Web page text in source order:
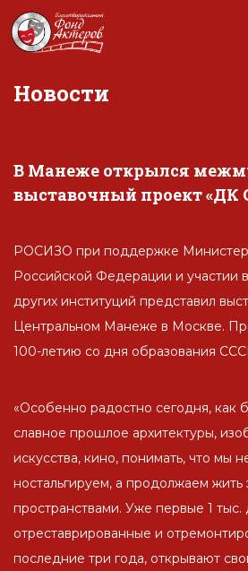
Новости
В Манеже открылся
выставочный проект «ДК
РОСИЗО при поддержке
Российской Федерации и участии
других институций представил
Центральном Манеже в Москве.
100-летию со дня образования
«Особенно радостно сегодня, как
славное прошлое архитектуры,
искусства, кино, понимать, что мы
ностальгируем, а продолжаем
пространствами. Уже первые 1 тыс.
отреставрированные и
последние три года, открывают